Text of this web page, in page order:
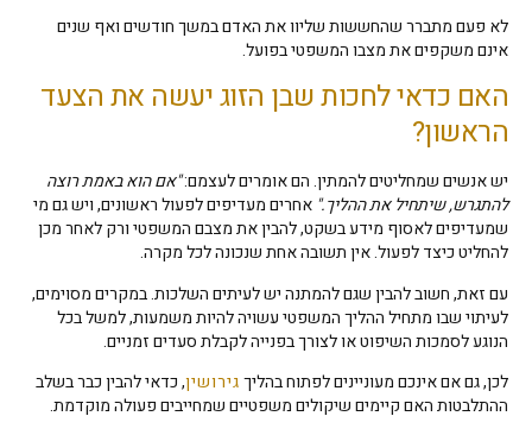
לא פעם מתברר שהחששות שליוו את האדם במשך חודשים ואף שנים
אינם משקפים את מצבו המשפטי בפועל.
האם כדאי לחכות שבן הזוג יעשה את הצעד
הראשון?
יש אנשים שמחליטים להמתין. הם אומרים לעצמם:"אם הוא באמת רוצה
להתגרש, שיתחיל את ההליך."אחרים מעדיפים לפעול ראשונים, ויש גם מי
שמעדיפים לאסוף מידע בשקט, להבין את מצבם המשפטי ורק לאחר מכן
להחליט כיצד לפעול. אין תשובה אחת שנכונה לכל מקרה.
עם זאת, חשוב להבין שגם להמתנה יש לעיתים השלכות. במקרים מסוימים,
לעיתוי שבו מתחיל ההליך המשפטי עשויה להיות משמעות, למשל בכל
הנוגע לסמכות השיפוט או לצורך בפנייה לקבלת סעדים זמניים.
לכן, גם אם אינכם מעוניינים לפתוח בהליךגירושין, כדאי להבין כבר בשלב
ההתלבטות האם קיימים שיקולים משפטיים שמחייבים פעולה מוקדמת.